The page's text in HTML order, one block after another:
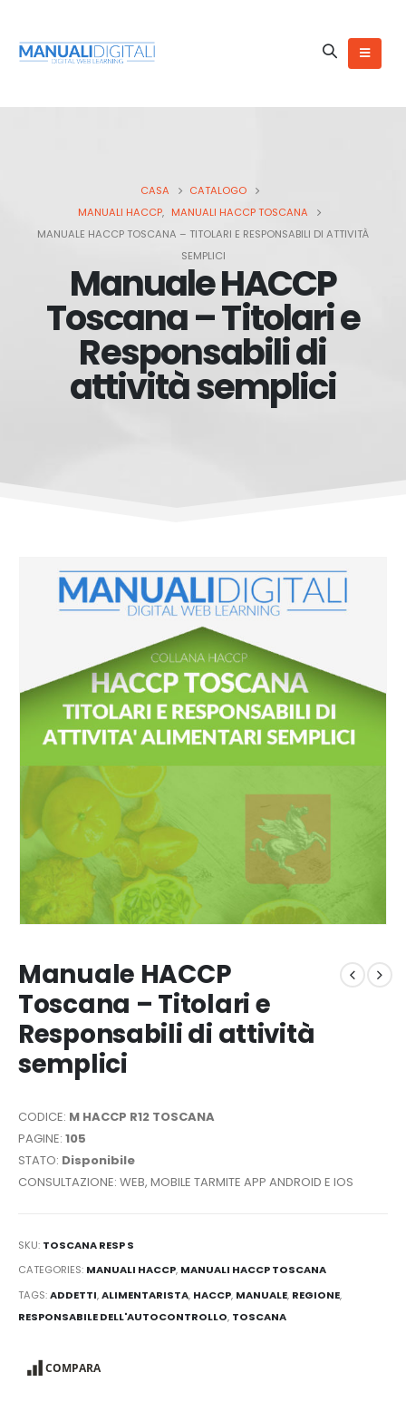
CASA
CATALOGO
MANUALI HACCP, MANUALI HACCP TOSCANA
MANUALE HACCP TOSCANA – TITOLARI E RESPONSABILI DI ATTIVITÀ
SEMPLICI
Manuale HACCP
Toscana – Titolari e
Responsabili di
attività semplici
Manuale HACCP
Toscana – Titolari e
Responsabili di attività
semplici
CODICE: M HACCP R12 TOSCANA
PAGINE: 105
STATO: Disponibile
CONSULTAZIONE: WEB, MOBILE TARMITE APP ANDROID E IOS
SKU: TOSCANA RESP S
CATEGORIES: MANUALI HACCP, MANUALI HACCP TOSCANA
TAGS:ADDETTI,ALIMENTARISTA, HACCP, MANUALE, REGIONE,
RESPONSABILE DELL'AUTOCONTROLLO, TOSCANA
COMPARA